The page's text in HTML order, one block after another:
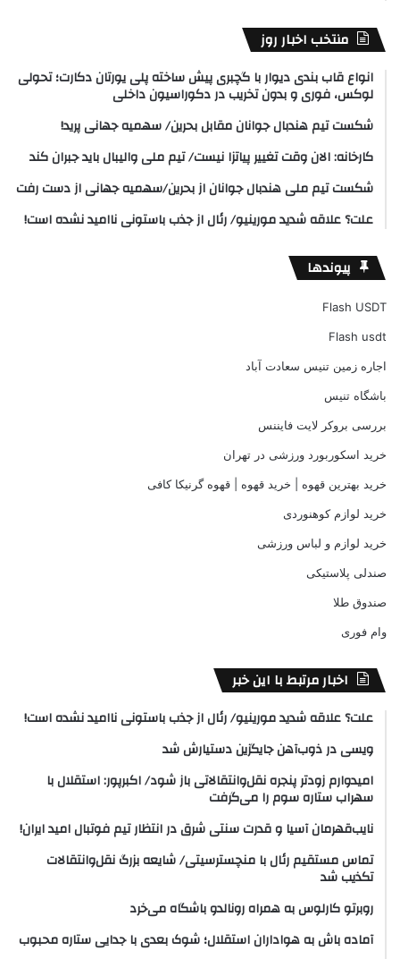
منتخب اخبار روز
انواع قاب بندی دیوار با گچبری پیش ساخته پلی یورتان دکارت؛ تحولی
لوکس، فوری و بدون تخریب در دکوراسیون داخلی
شکست تیم هندبال جوانان مقابل بحرین/ سهمیه جهانی پرید!
کارخانه: الان وقت تغییر پیاتزا نیست/ تیم ملی والیبال باید جبران کند
شکست تیم ملی هندبال جوانان از بحرین/سهمیه جهانی از دست رفت
علت؟ علاقه شدید مورینیو/ رئال از جذب باستونی ناامید نشده است!
پیوندها
Flash USDT
Flash usdt
اجاره زمین تنیس سعادت آباد
باشگاه تنیس
بررسی بروکر لایت فایننس
خرید اسکوربورد ورزشی در تهران
خرید بهترین قهوه | خرید قهوه | قهوه گرنیکا کافی
خرید لوازم کوهنوردی
خرید لوازم و لباس ورزشی
صندلی پلاستیکی
صندوق طلا
وام فوری
اخبار مرتبط با این خبر
علت؟ علاقه شدید مورینیو/ رئال از جذب باستونی ناامید نشده است!
ویسی در ذوب‌آهن جایگزین دستیارش شد
امیدوارم زودتر پنجره نقل‌وانتقالاتی باز شود/ اکبرپور: استقلال با
سهراب ستاره سوم را می‌گرفت
نایب‌قهرمان آسیا و قدرت سنتی شرق در انتظار تیم فوتبال امید ایران!
تماس مستقیم رئال با منچسترسیتی/ شایعه بزرگ نقل‌وانتقالات
تکذیب شد
روبرتو کارلوس به همراه رونالدو باشگاه می‌خرد
آماده باش به هواداران استقلال؛ شوک بعدی با جدایی ستاره محبوب